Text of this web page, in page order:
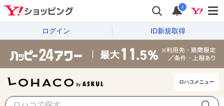
i
ログイン ID新規取得
ロハコメニュー